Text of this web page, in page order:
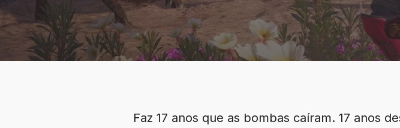
Faz 17 anos que as bombas caíram. 17 anos